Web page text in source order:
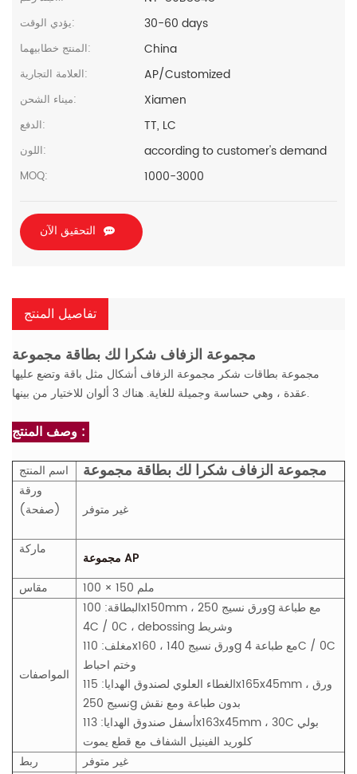
يؤدي الوقت: 30-60 days
المنتج خطابيهما: China
العلامة التجارية: AP/Customized
ميناء الشحن: Xiamen
الدفع: TT, LC
اللون: according to customer's demand
MOQ: 1000-3000
التحقيق الآن
تفاصيل المنتج
مجموعة بطاقات شكر مجموعة الزفاف أشكال مثل باقة وتضع عليها
عقدة ، وهي حساسة وجميلة للغاية. هناك 3 ألوان للاختيار من بينها.
وصف المنتج :
اسم المنتج
ورقة
(صفحة)
غير متوفر
ماركة
مجموعة AP
مقاس
100 × 150 ملم
المواصفات
البطاقة: 100x150mm ، ورق نسيج 250g مع طباعة
4C / 0C ، debossing وشريط
مغلف: 110x160 ، ورق نسيج 140g مع طباعة 4C / 0C
الغطاء العلوي لصندوق الهدايا: 115x165x45mm ، ورق
نسيج 250g بدون طباعة ومع نقش
أسفل صندوق الهدايا: 113x163x45mm ، 30C بولي
كلوريد الفينيل الشفاف مع قطع يموت
ربط
غير متوفر